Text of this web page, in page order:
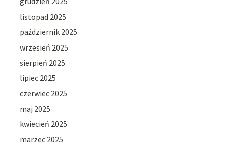
listopad 2025
październik 2025
wrzesień 2025
sierpień 2025
lipiec 2025
czerwiec 2025
maj 2025
kwiecień 2025
marzec 2025